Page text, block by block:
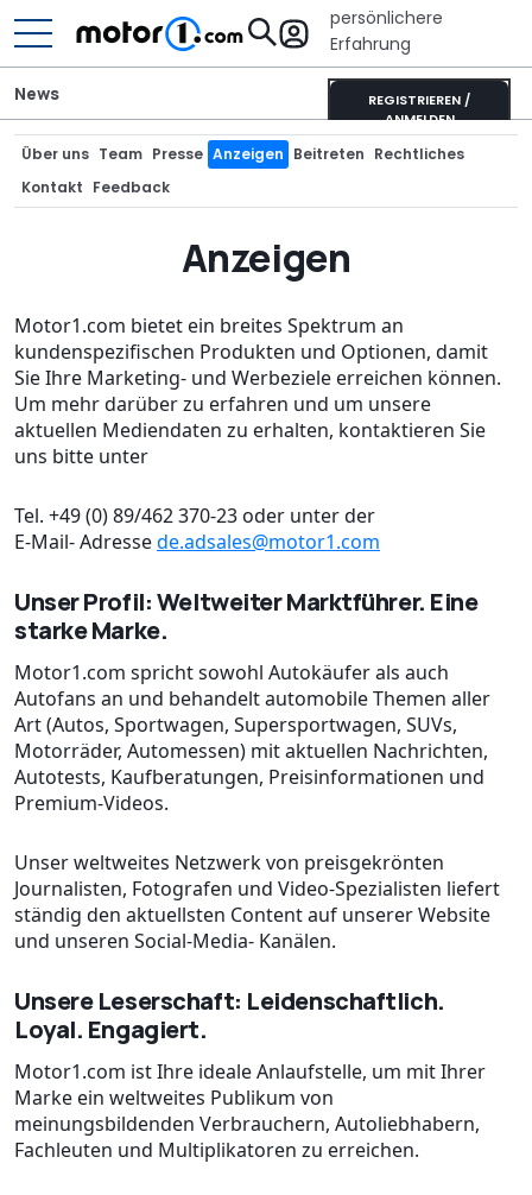
persönlichere
Erfahrung
REGISTRIEREN /
ANMELDEN
News
Über uns Team Presse Anzeigen Beitreten Rechtliches
Kontakt Feedback
Anzeigen
Motor1.com bietet ein breites Spektrum an
kundenspezifischen Produkten und Optionen, damit
Sie Ihre Marketing- und Werbeziele erreichen können.
Um mehr darüber zu erfahren und um unsere
aktuellen Mediendaten zu erhalten, kontaktieren Sie
uns bitte unter
Tel. +49 (0) 89/462 370-23 oder unter der
E-Mail- Adressede.adsales@motor1.com
Unser Profil: Weltweiter Marktführer. Eine
starke Marke.
Motor1.com spricht sowohl Autokäufer als auch
Autofans an und behandelt automobile Themen aller
Art (Autos, Sportwagen, Supersportwagen, SUVs,
Motorräder, Automessen) mit aktuellen Nachrichten,
Autotests, Kaufberatungen, Preisinformationen und
Premium-Videos.
Unser weltweites Netzwerk von preisgekrönten
Journalisten, Fotografen und Video-Spezialisten liefert
ständig den aktuellsten Content auf unserer Website
und unseren Social-Media- Kanälen.
Unsere Leserschaft: Leidenschaftlich.
Loyal. Engagiert.
Motor1.com ist Ihre ideale Anlaufstelle, um mit Ihrer
Marke ein weltweites Publikum von
meinungsbildenden Verbrauchern, Autoliebhabern,
Fachleuten und Multiplikatoren zu erreichen.